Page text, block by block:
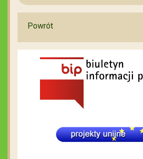
Powrót